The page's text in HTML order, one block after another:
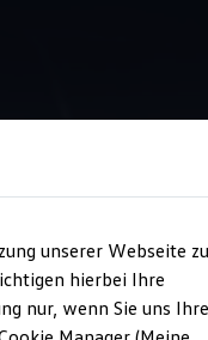
unserer Webseite zu
hierbei Ihre
nur, wenn Sie uns Ihre